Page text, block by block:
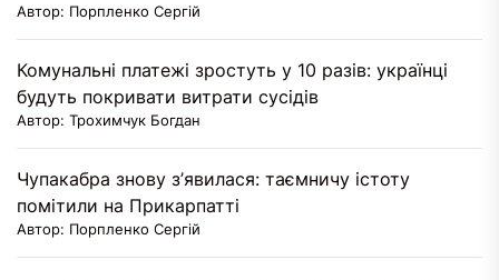
Автор: Порпленко Сергій
Комунальні платежі зростуть у 10 разів: українці
будуть покривати витрати сусідів
Автор: Трохимчук Богдан
Чупакабра знову з’явилася: таємничу істоту
помітили на Прикарпатті
Автор: Порпленко Сергій